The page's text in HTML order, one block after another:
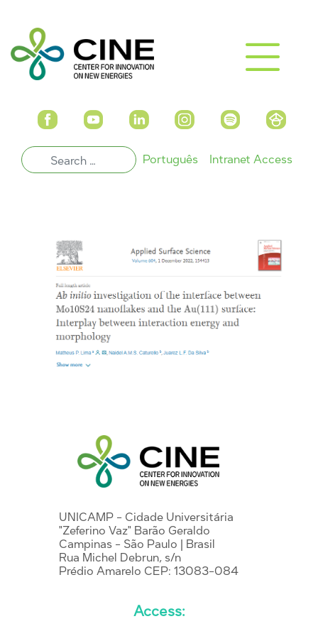
Português Intranet Access
UNICAMP - Cidade Universitária
"Zeferino Vaz" Barão Geraldo
Campinas - São Paulo | Brasil
Rua Michel Debrun, s/n
Prédio Amarelo CEP: 13083-084
Access: